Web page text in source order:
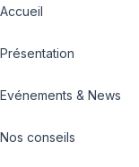
Accueil
Présentation
Evénements & News
Nos conseils